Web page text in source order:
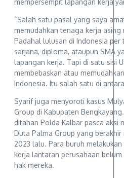
mempersempit lapangan kerja
“Salah satu pasal yang saya
memudahkan tenaga kerja asing
Padahal lulusan di Indonesia per
sarjana, diploma, ataupun SMA
lapangan kerja. Tapi di satu sisi
membebaskan atau
Indonesia. Itu salah satu di
Syarif juga menyoroti kasus
Group di Kabupaten
ditahan Polda Kalbar pasca aksi
Duta Palma Group yang
2023 lalu. Para buruh
kerja lantaran perusahaan
hak mereka.